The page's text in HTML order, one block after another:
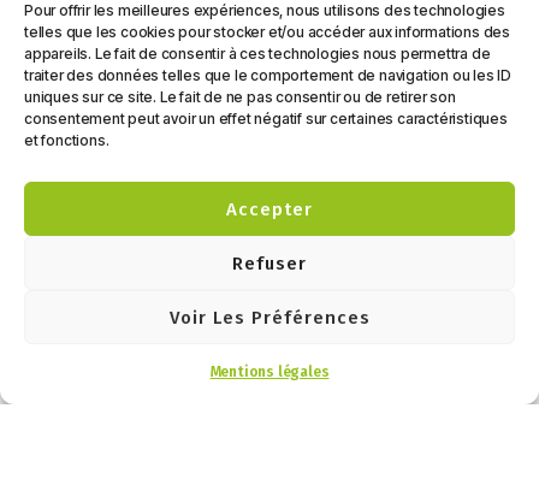
Pour offrir les meilleures expériences, nous utilisons des technologies
telles que les cookies pour stocker et/ou accéder aux informations des
appareils. Le fait de consentir à ces technologies nous permettra de
traiter des données telles que le comportement de navigation ou les ID
uniques sur ce site. Le fait de ne pas consentir ou de retirer son
consentement peut avoir un effet négatif sur certaines caractéristiques
et fonctions.
Accepter
Refuser
Voir Les Préférences
Mentions légales
nous proposons également :
– Alarmes, détecteurs de